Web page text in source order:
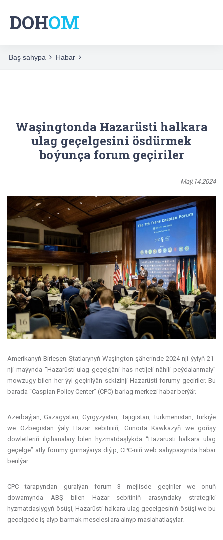
DOHOM
Baş sahypa Habar
Waşingtonda Hazarüsti halkara
ulag geçelgesini ösdürmek
boýunça forum geçiriler
Maý.14.2024
Amerikanyň Birleşen Ştatlarynyň Waşington şäherinde 2024-nji ýylyň 21-
nji maýynda “Hazarüsti ulag geçelgäni has netijeli nähili peýdalanmaly”
mowzugy bilen her ýyl geçirilýän sekizinji Hazarüsti forumy geçiriler. Bu
barada “Caspian Policy Center” (CPC) barlag merkezi habar berýär.
Azerbaýjan, Gazagystan, Gyrgyzystan, Täjigistan, Türkmenistan, Türkiýe
we Özbegistan ýaly Hazar sebitiniň, Günorta Kawkazyň we goňşy
döwletleriň ilçihanalary bilen hyzmatdaşlykda “Hazarüsti halkara ulag
geçelge” atly forumy gurnaýarys diýip, CPC-niň web sahypasynda habar
berilýär.
CPC tarapyndan guralýan forum 3 mejlisde geçiriler we onuň
dowamynda ABŞ bilen Hazar sebitiniň arasyndaky strategiki
hyzmatdaşlygyň ösüşi, Hazarüsti halkara ulag geçelgesiniň ösüşi we bu
geçelgede iş alyp barmak meselesi ara alnyp maslahatlaşylar.